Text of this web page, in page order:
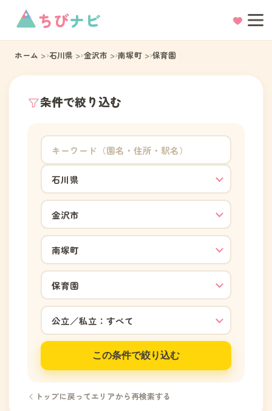
ちびナビ
ホーム 石川県 金沢市 南塚町 保育園
条件で絞り込む
この条件で絞り込む
トップに戻ってエリアから再検索する